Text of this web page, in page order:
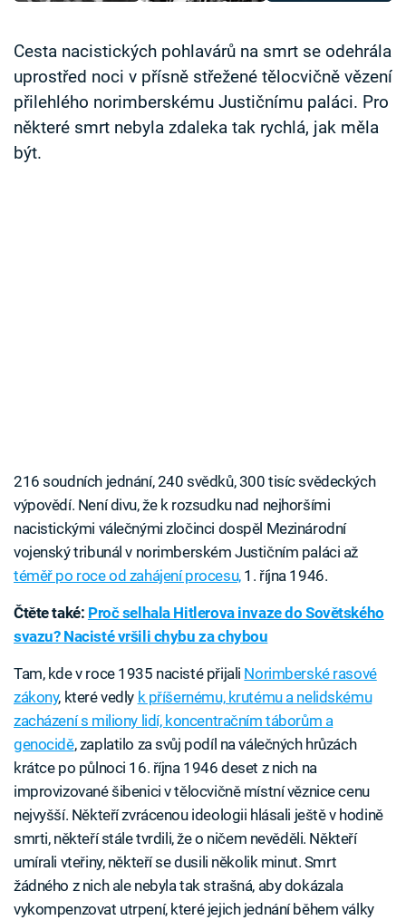
Sledujte nás
Cesta nacistických pohlavárů na smrt se odehrála
uprostřed noci v přísně střežené tělocvičně vězení
přilehlého norimberskému Justičnímu paláci. Pro
některé smrt nebyla zdaleka tak rychlá, jak měla
být.
216 soudních jednání, 240 svědků, 300 tisíc svědeckých
výpovědí. Není divu, že k rozsudku nad nejhoršími
nacistickými válečnými zločinci dospěl Mezinárodní
vojenský tribunál v norimberském Justičním paláci až
téměř po roce od zahájení procesu,1. října 1946.
Čtěte také: Proč selhala Hitlerova invaze do Sovětského
svazu? Nacisté vršili chybu za chybou
Tam, kde v roce 1935 nacisté přijali Norimberské rasové
zákony, které vedly k příšernému, krutému a nelidskému
zacházení s miliony lidí, koncentračním táborům a
genocidě, zaplatilo za svůj podíl na válečných hrůzách
krátce po půlnoci 16. října 1946 deset z nich na
improvizované šibenici v tělocvičně místní věznice cenu
nejvyšší. Někteří zvrácenou ideologii hlásali ještě v hodině
smrti, někteří stále tvrdili, že o ničem nevěděli. Někteří
umírali vteřiny, někteří se dusili několik minut. Smrt
žádného z nich ale nebyla tak strašná, aby dokázala
vykompenzovat utrpení, které jejich jednání během války